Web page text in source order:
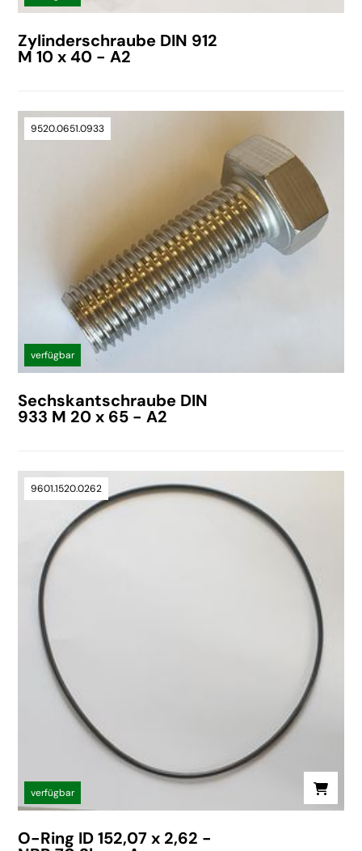
Zylinderschraube DIN 912
M 10 x 40 - A2
9520.0651.0933
verfügbar
Sechskantschraube DIN
933 M 20 x 65 - A2
9601.1520.0262
verfügbar
O-Ring ID 152,07 x 2,62 -